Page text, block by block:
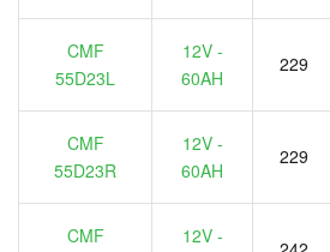
CMF
55D23L
12V -
60AH
229
CMF
55D23R
12V -
60AH
229
CMF
12V -